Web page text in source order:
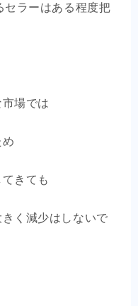
ラーはある程度把
場では
きても
く減少はしないで